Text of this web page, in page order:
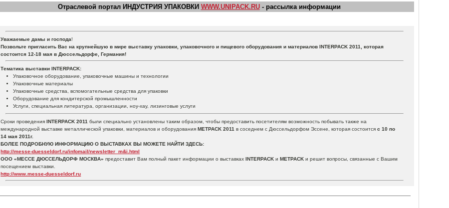
Отраслевой портал ИНДУСТРИЯ УПАКОВКИ WWW.UNIPACK.RU- рассылка информации
Уважаемые дамы и господа!
Позвольте пригласить Вас на крупнейшую в мире выставку упаковки, упаковочного и пищевого оборудования и материалов INTERPACK 2011, которая
состоится 12-18 мая в Дюссельдорфе, Германия!
Тематика выставки INTERPACK:
Упаковочное оборудование, упаковочные машины и технологии
Упаковочные материалы
Упаковочные средства, вспомогательные средства для упаковки
Оборудование для кондитерской промышленности
Услуги, специальная литература, организации, ноу-хау, лизинговые услуги
Сроки проведенияINTERPACK 2011 были специально установлены таким образом, чтобы предоставить посетителям возможность побывать также на
международной выставке металлической упаковки, материалов и оборудованияMETPACK 2011в соседнем с Дюссельдорфом Эссене, которая состоитсяс 10 по
14 мая 2011г.
БОЛЕЕ ПОДРОБНУЮ ИНФОРМАЦИЮ О ВЫСТАВКАХ ВЫ МОЖЕТЕ НАЙТИ ЗДЕСЬ:
http://messe-duesseldorf.ru/infomail/newsletter_m&i.html
ООО «МЕССЕ ДЮССЕЛЬДОРФ МОСКВА» предоставит Вам полный пакет информации о выставкахINTERPACK и METPACK и решит вопросы, связанные с Вашим
посещением выставки.
http://www.messe-duesseldorf.ru